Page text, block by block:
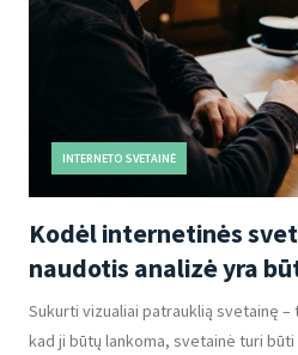
INTERNETO SVETAINĖ
Kodėl internetinės
naudotis analizė yra
Sukurti vizualiai patrauklią svetainę
kad ji būtų lankoma, svetainė turi